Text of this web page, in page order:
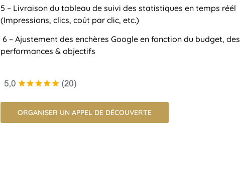
5 – Livraison du tableau de suivi des statistiques en temps réél
(Impressions, clics, coût par clic, etc.)
6 – Ajustement des enchères Google en fonction du budget, des
performances & objectifs
ORGANISER UN APPEL DE DÉCOUVERTE